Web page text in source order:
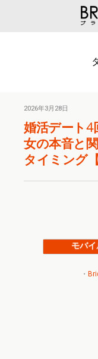
2026年3月28日
婚活デート4
女の本音と
タイミング
モバ
・